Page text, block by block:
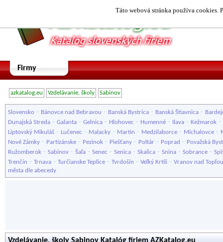
Táto webová stránka používa cookies.
Firmy
azkatalog.eu Vzdelávanie, školy Sabinov
Slovensko - Bánovce nad Bebravou - Banská Bystrica - Banská Štiavnica -
Dunajská Streda - Galanta - Gelnica - Hlohovec - Humenné - Ilava - Kežmarok -
Liptovský Mikuláš - Lučenec - Malacky - Martin - Medzilaborce - Michalovce -
Nové Zámky - Partizánske - Pezinok - Piešťany - Poltár - Poprad - Považská
Ružomberok - Sabinov - Šaľa - Senec - Senica - Skalica - Snina - Sobrance -
Trenčín - Trnava - Turčianske Teplice - Tvrdošín - Veľký Krtíš - Vranov nad Topľou
města dle abecedy